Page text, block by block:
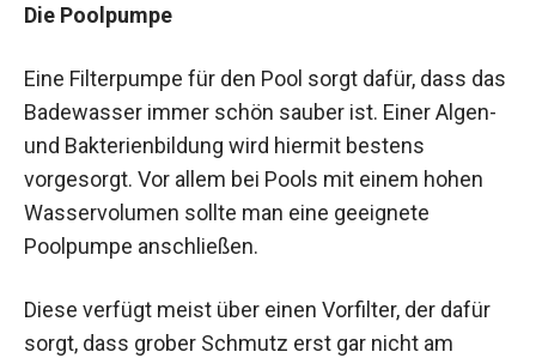
Die Poolpumpe
Eine Filterpumpe für den Pool sorgt dafür, dass das
Badewasser immer schön sauber ist. Einer Algen-
und Bakterienbildung wird hiermit bestens
vorgesorgt. Vor allem bei Pools mit einem hohen
Wasservolumen sollte man eine geeignete
Poolpumpe anschließen.
Diese verfügt meist über einen Vorfilter, der dafür
sorgt, dass grober Schmutz erst gar nicht am